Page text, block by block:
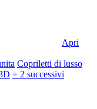
Apri
Copriletti di lusso
+ 2 successivi